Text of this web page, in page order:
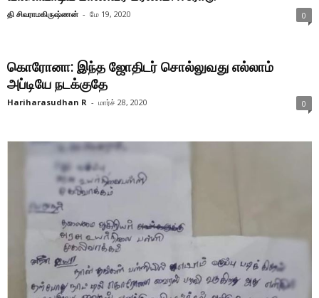
தி சிவராமகிருஷ்ணன் - மே 19, 2020 0
கொரோனா: இந்த ஜோதிடர் சொல்லுவது எல்லாம்
அப்டியே நடக்குதே
Hariharasudhan R - மார்ச் 28, 2020 0